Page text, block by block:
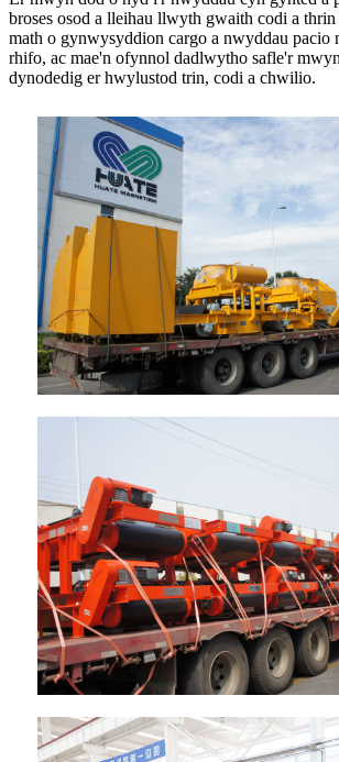
broses osod a lleihau llwyth gwaith codi a thrin
math o gynwysyddion cargo a nwyddau pacio
rhifo, ac mae'n ofynnol dadlwytho safle'r
dynodedig er hwylustod trin, codi a chwilio.